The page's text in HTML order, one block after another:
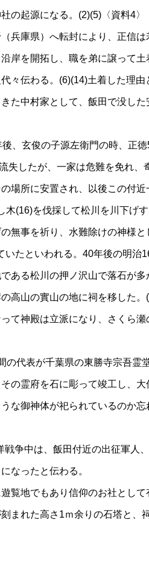
の起源になる。(2)(5)〈資料4〉
兵庫県）へ転封により、正信
岸を開拓し、職を弟に譲って
々伝わる。(6)(14)土着した理
た中村家として、飯田で没し
、玄俊の子源左衛門の時、正
失したが、一家は危難を免れ、
場所に安置され、以後この付近
木(16)を伐採して松川を川下げ
無事を祈り、水難除けの神様
たといわれる。40年後の明治
ある松川の押ノ沢山で落石が
高山の實山の地に祠を移した
て神殿は立派になり、さくら
の代表が千葉県の東勝寺宗吾霊
の霊府を石に彫って竣工し、
な御神体が祀られているのか
争中は、飯田付近の出征軍人
なったと伝わる。
覧地でもあり信仰のお社とし
まれた高さ1ｍ余りの石塔と、